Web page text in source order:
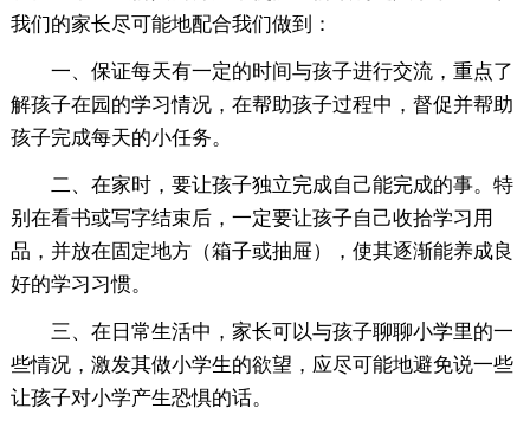
我们的家长尽可能地配合我们做到：
一、保证每天有一定的时间与孩子进行交流，重点了
解孩子在园的学习情况，在帮助孩子过程中，督促并帮助
孩子完成每天的小任务。
二、在家时，要让孩子独立完成自己能完成的事。特
别在看书或写字结束后，一定要让孩子自己收拾学习用
品，并放在固定地方（箱子或抽屉），使其逐渐能养成良
好的学习习惯。
三、在日常生活中，家长可以与孩子聊聊小学里的一
些情况，激发其做小学生的欲望，应尽可能地避免说一些
让孩子对小学产生恐惧的话。